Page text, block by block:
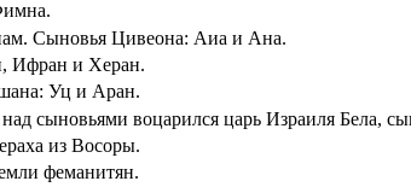
Сыновья Цивеона: Аиа и Ана.
Ифран и Херан.
Уц и Аран.
сыновьями воцарился царь Израиля Бела,
из Восоры.
феманитян.